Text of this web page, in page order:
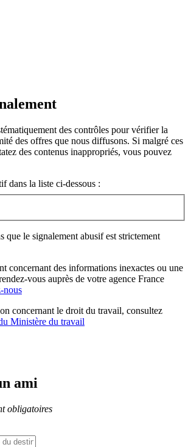
des contrôles pour vérifier la
des offres que nous diffusons. Si malgré ces
des contenus inappropriés, vous pouvez
dans la liste ci-dessous :
que le signalement abusif est strictement
concernant des informations inexactes ou une
vous auprès de votre agence France
nous
concernant le droit du travail, consultez
Ministère du travail
ami
obligatoires